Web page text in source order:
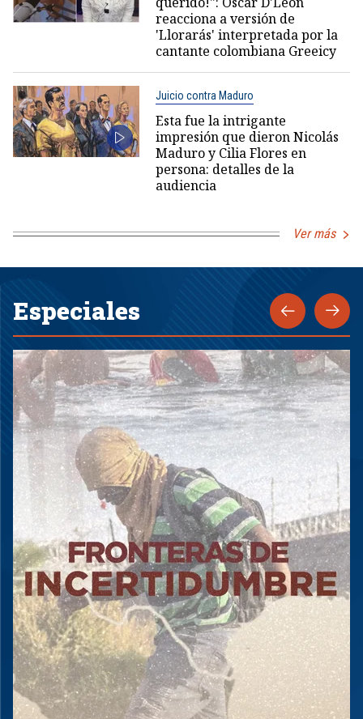
reacciona a versión de
'Llorarás' interpretada por la
cantante colombiana Greeicy
Juicio contra Maduro
Esta fue la intrigante
impresión que dieron Nicolás
Maduro y Cilia Flores en
persona: detalles de la
audiencia
Ver más
Especiales